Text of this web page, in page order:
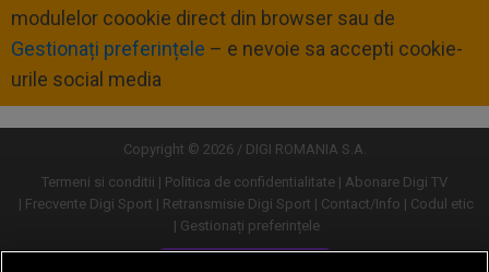
modulelor coookie direct din browser sau de
Gestionați preferințele – e nevoie sa accepti cookie-
urile social media
Copyright © 2026 / DIGI ROMANIA S.A.
Termeni si conditii
Politica de confidentialitate
Abonare Digi TV
Frecvente Digi Sport
Retransmisie Digi Sport Contact/Info
Codul etic
Gestionați preferințele